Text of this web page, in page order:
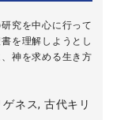
究を中心に行って
を理解しようとし
神を求める生き方
ネス, 古代キリ